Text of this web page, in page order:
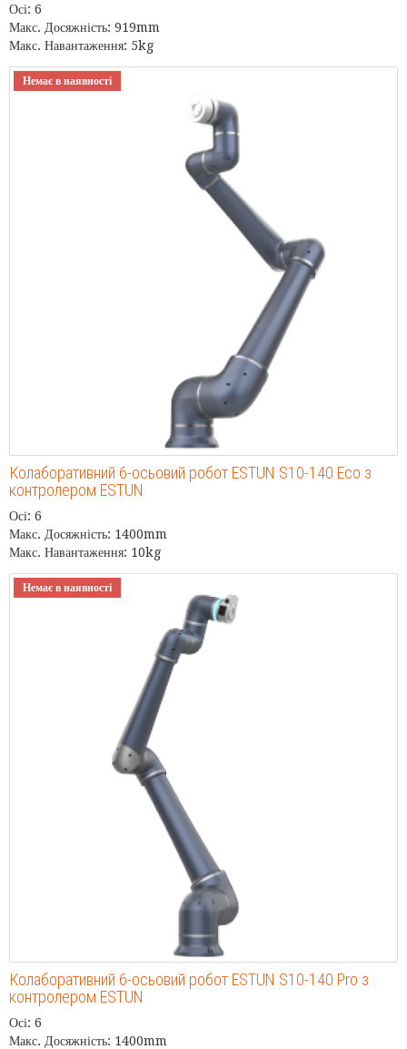
Осі: 6
Макс. Досяжність: 919mm
Макс. Навантаження: 5kg
Немає в наявності
Колаборативний 6-осьовий робот ESTUN S10-140 Eco з
контролером ESTUN
Осі: 6
Макс. Досяжність: 1400mm
Макс. Навантаження: 10kg
Немає в наявності
Колаборативний 6-осьовий робот ESTUN S10-140 Pro з
контролером ESTUN
Осі: 6
Макс. Досяжність: 1400mm